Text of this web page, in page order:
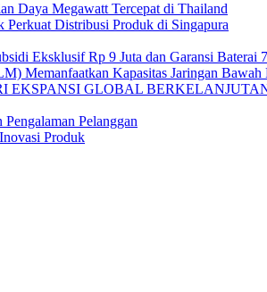
Daya Megawatt Tercepat di Thailand
Distribusi Produk di Singapura
Eksklusif Rp 9 Juta dan Garansi Baterai
Memanfaatkan Kapasitas Jaringan
EKSPANSI GLOBAL
Pelanggan
Produk